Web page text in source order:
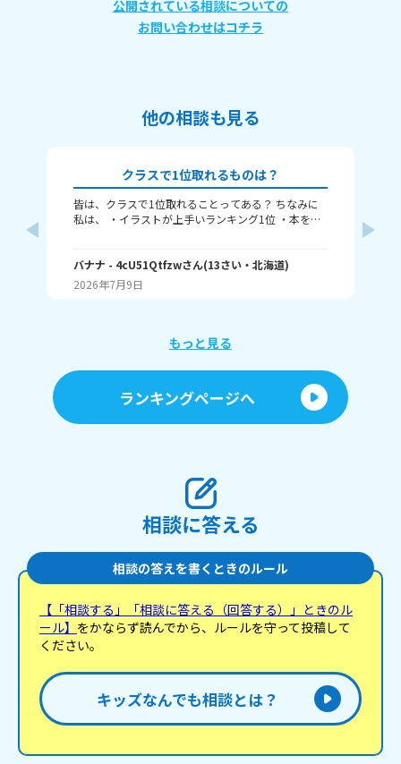
公開されている相談についての
お問い合わせはコチラ
他の相談も見る
クラスで1位取れるものは？
皆は、クラスで1位取れることってある？ ちなみに
私は、 ・イラストが上手いランキング1位 ・本を読
ングで1位取れる？ 書いてくれたら嬉しいです！ じ
ゃね。
バナナ - 4cU51Qtfzwさん(13さい・ 北海道)
2026年7月9日
もっと見る
ランキングページへ
相談に答える
相談の答えを書くときのルール
【「相談する」「相談に答える（回答する）」ときのル
ール】 をかならず読んでから、ルールを守って投稿して
ください。
キッズなんでも相談とは？